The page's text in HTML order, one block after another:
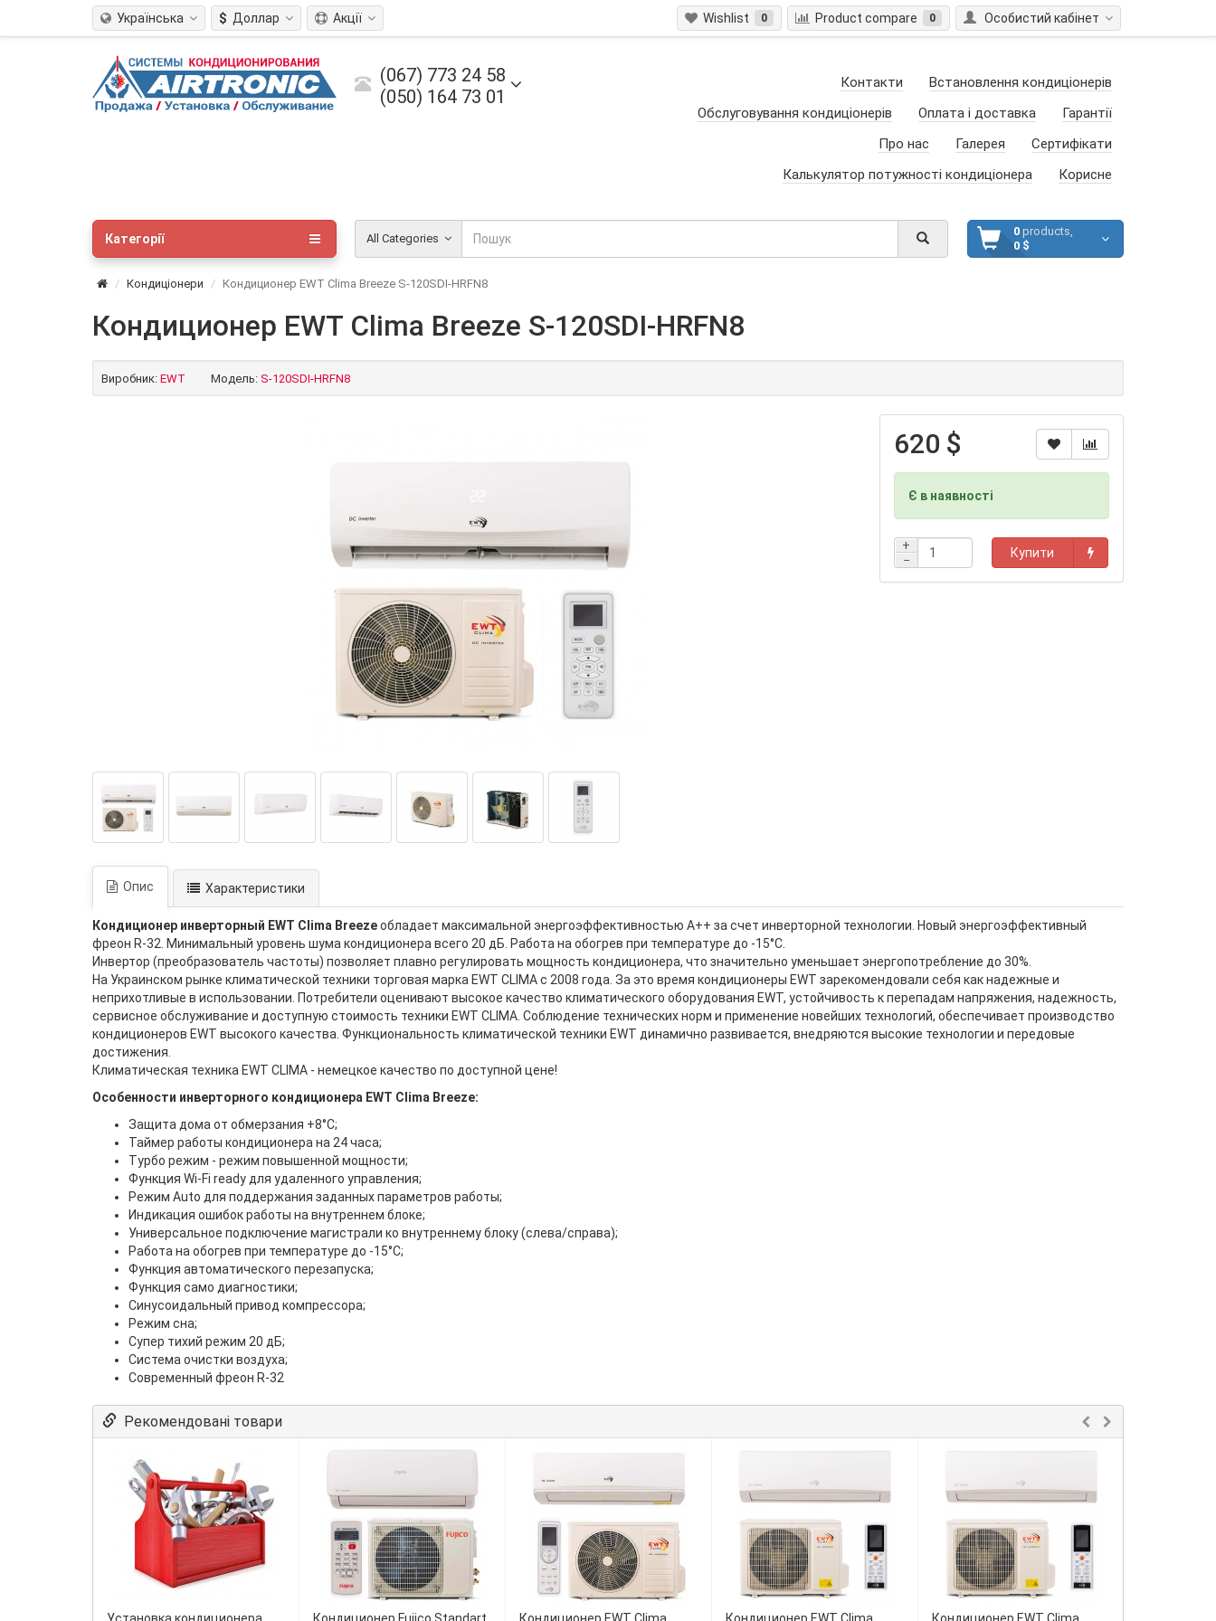
Українська $ Доллар Особистий кабінет
Акції Wishlist 0 Product compare 0
(067) 773 24 58
(050) 164 73 01
Контакти
Встановлення кондиціонерів
Обслуговування кондиціонерів
Оплата і доставка
Гарантії
Про нас
Галерея
Сертифікати
Калькулятор потужності кондиціонера
Корисне
All Categories
0products,
0 $
Категорії
Кондиціонери Кондиционер EWT Clima Breeze S-120SDI-HRFN8
Кондиционер EWT Clima Breeze S-120SDI-HRFN8
Виробник: EWT Модель: S-120SDI-HRFN8
620 $
Є в наявності
+
−
Купити
Опис Характеристики
Кондиционер инверторный EWT Clima Breezeобладает максимальной энергоэффективностью А++ за счет инверторной технологии. Новый энергоэффективный
фреон R-32. Минимальный уровень шума кондиционера всего 20 дБ. Работа на обогрев при температуре до -15°С.
Инвертор (преобразователь частоты) позволяет плавно регулировать мощность кондиционера, что значительно уменьшает энергопотребление до 30%.
На Украинском рынке климатической техники торговая марка EWT CLIMA с 2008 года. За это время кондиционеры EWT зарекомендовали себя как надежные и
неприхотливые в использовании. Потребители оценивают высокое качество климатического оборудования EWT, устойчивость к перепадам напряжения, надежность,
сервисное обслуживание и доступную стоимость техники EWT CLIMA. Соблюдение технических норм и применение новейших технологий, обеспечивает производство
кондиционеров EWT высокого качества. Функциональность климатической техники EWT динамично развивается, внедряются высокие технологии и передовые
достижения.
Климатическая техника EWT CLIMA - немецкое качество по доступной цене!
Особенности инверторного кондиционера EWT Clima Breeze:
Защита дома от обмерзания +8°C;
Таймер работы кондиционера на 24 часа;
Турбо режим - режим повышенной мощности;
Функция Wi-Fi ready для удаленного управления;
Режим Auto для поддержания заданных параметров работы;
Индикация ошибок работы на внутреннем блоке;
Универсальное подключение магистрали ко внутреннему блоку (слева/справа);
Работа на обогрев при температуре до -15°С;
Функция автоматического перезапуска;
Функция само диагностики;
Синусоидальный привод компрессора;
Режим сна;
Супер тихий режим 20 дБ;
Система очистки воздуха;
Современный фреон R-32
Рекомендовані товари